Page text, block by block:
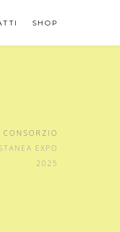
SHOP
CONSORZIO
EXPO
2025